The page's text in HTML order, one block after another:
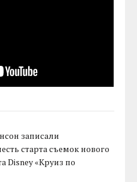
записали
старта съемок нового
Disney «Круиз по